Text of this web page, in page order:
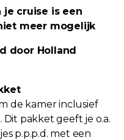
je cruise is een
meer mogelijk
door Holland
de kamer inclusief
pakket geeft je o.a.
p.p.p.d. met een